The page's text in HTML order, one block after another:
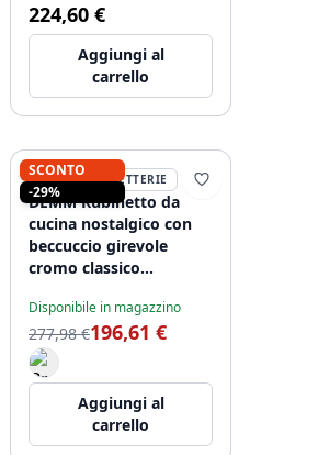
224,60 €
Aggiungi al
carrello
SCONTO
-29%
DEMM RUBINETTERIE
DEMM Rubinetto da
cucina nostalgico con
beccuccio girevole
cromo classico
Disponibile in magazzino
277,98 €196,61 €
Aggiungi al
carrello